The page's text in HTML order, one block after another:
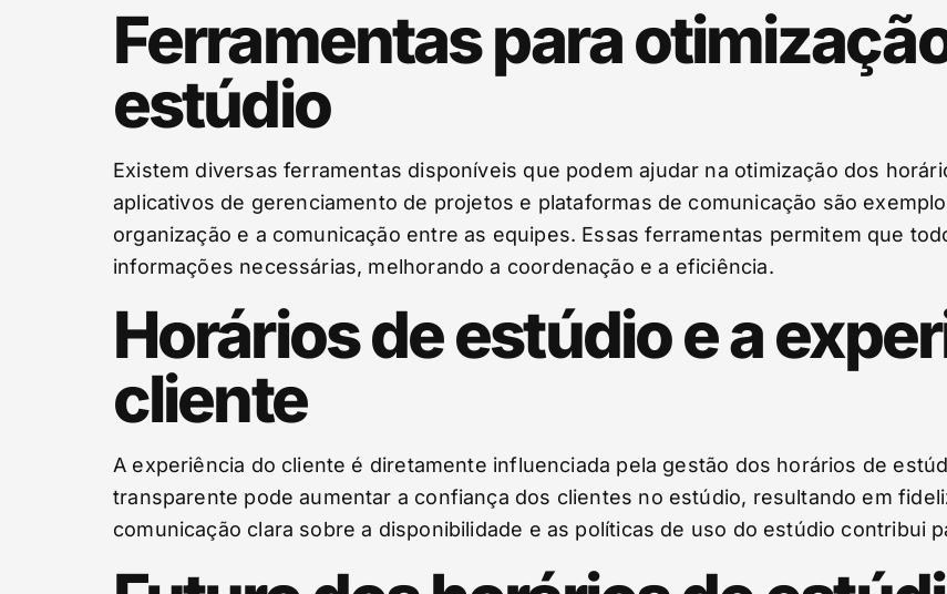
Ferramentas para
estúdio
Existem diversas ferramentas disponíveis que podem ajudar na otimização dos
aplicativos de gerenciamento de projetos e plataformas de comunicação são
organização e a comunicação entre as equipes. Essas ferramentas permitem que
informações necessárias, melhorando a coordenação e a eficiência.
Horários de estúdio e a
cliente
A experiência do cliente é diretamente influenciada pela gestão dos horários de
transparente pode aumentar a confiança dos clientes no estúdio, resultando em
comunicação clara sobre a disponibilidade e as políticas de uso do estúdio contribui